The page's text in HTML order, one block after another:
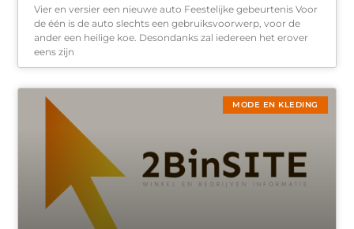
Vier en versier een nieuwe auto Feestelijke gebeurtenis Voor
de één is de auto slechts een gebruiksvoorwerp, voor de
ander een heilige koe. Desondanks zal iedereen het erover
eens zijn
MODE EN KLEDING